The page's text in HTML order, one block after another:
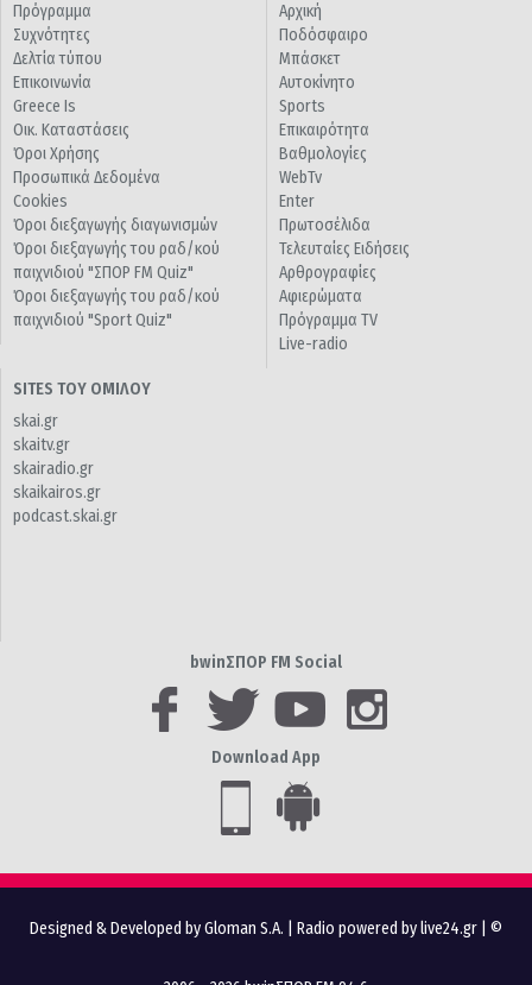
Πρόγραμμα
Συχνότητες
Δελτία τύπου
Επικοινωνία
Greece Is
Οικ. Καταστάσεις
Όροι Χρήσης
Προσωπικά Δεδομένα
Cookies
Όροι διεξαγωγής διαγωνισμών
Όροι διεξαγωγής του ραδ/κού
παιχνιδιού "ΣΠΟΡ FM Quiz"
Όροι διεξαγωγής του ραδ/κού
παιχνιδιού "Sport Quiz"
Αρχική
Ποδόσφαιρο
Μπάσκετ
Αυτοκίνητο
Sports
Επικαιρότητα
Βαθμολογίες
WebTv
Enter
Πρωτοσέλιδα
Τελευταίες Ειδήσεις
Αρθρογραφίες
Αφιερώματα
Πρόγραμμα TV
Live-radio
SITES ΤΟΥ ΟΜΙΛΟΥ
skai.gr
skaitv.gr
skairadio.gr
skaikairos.gr
podcast.skai.gr
bwinΣΠΟΡ FM Social
Download App
Designed & Developed by Gloman S.A. Radio powered by live24.gr | ©